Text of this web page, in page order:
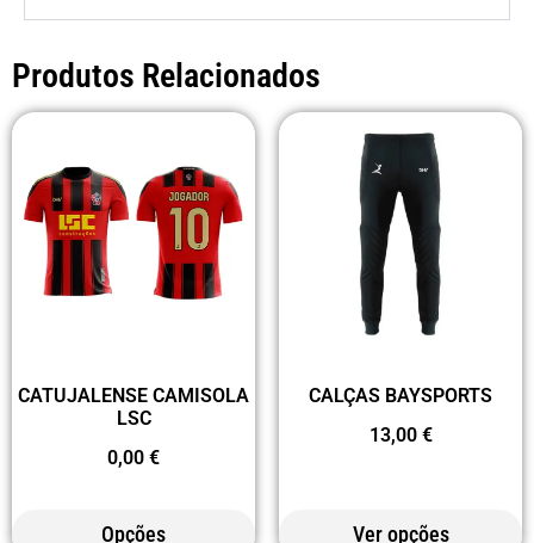
Produtos Relacionados
CATUJALENSE CAMISOLA
LSC
0,00 €
Opções
CALÇAS BAYSPORTS
13,00 €
Ver opções